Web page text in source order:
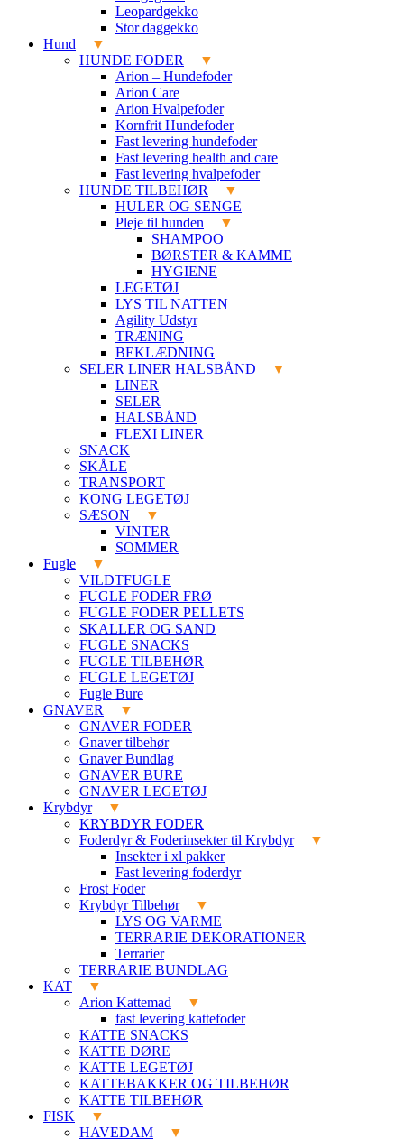
Leopardgekko
Stor daggekko
Hund
HUNDE FODER
Arion – Hundefoder
Arion Care
Arion Hvalpefoder
Kornfrit Hundefoder
Fast levering hundefoder
Fast levering health and care
Fast levering hvalpefoder
HUNDE TILBEHØR
HULER OG SENGE
Pleje til hunden
SHAMPOO
BØRSTER & KAMME
HYGIENE
LEGETØJ
LYS TIL NATTEN
Agility Udstyr
TRÆNING
BEKLÆDNING
SELER LINER HALSBÅND
LINER
SELER
HALSBÅND
FLEXI LINER
SNACK
SKÅLE
TRANSPORT
KONG LEGETØJ
SÆSON
VINTER
SOMMER
Fugle
VILDTFUGLE
FUGLE FODER FRØ
FUGLE FODER PELLETS
SKALLER OG SAND
FUGLE SNACKS
FUGLE TILBEHØR
FUGLE LEGETØJ
Fugle Bure
GNAVER
GNAVER FODER
Gnaver tilbehør
Gnaver Bundlag
GNAVER BURE
GNAVER LEGETØJ
Krybdyr
KRYBDYR FODER
Foderdyr & Foderinsekter til Krybdyr
Insekter i xl pakker
Fast levering foderdyr
Frost Foder
Krybdyr Tilbehør
LYS OG VARME
TERRARIE DEKORATIONER
Terrarier
TERRARIE BUNDLAG
KAT
Arion Kattemad
fast levering kattefoder
KATTE SNACKS
KATTE DØRE
KATTE LEGETØJ
KATTEBAKKER OG TILBEHØR
KATTE TILBEHØR
FISK
HAVEDAM